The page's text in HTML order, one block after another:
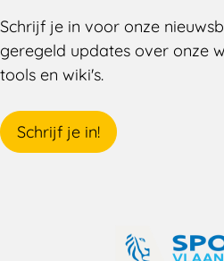
Schrijf je in voor onze
geregeld updates over onze
tools en wiki's.
Schrijf je in!